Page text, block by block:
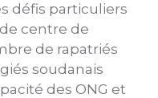
défis particuliers
centre de
de rapatriés
soudanais
des ONG et